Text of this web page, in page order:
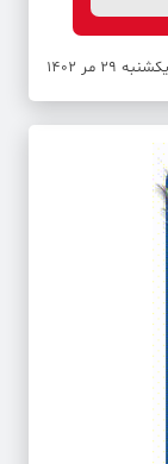
یکشنبه 29 مر 1402